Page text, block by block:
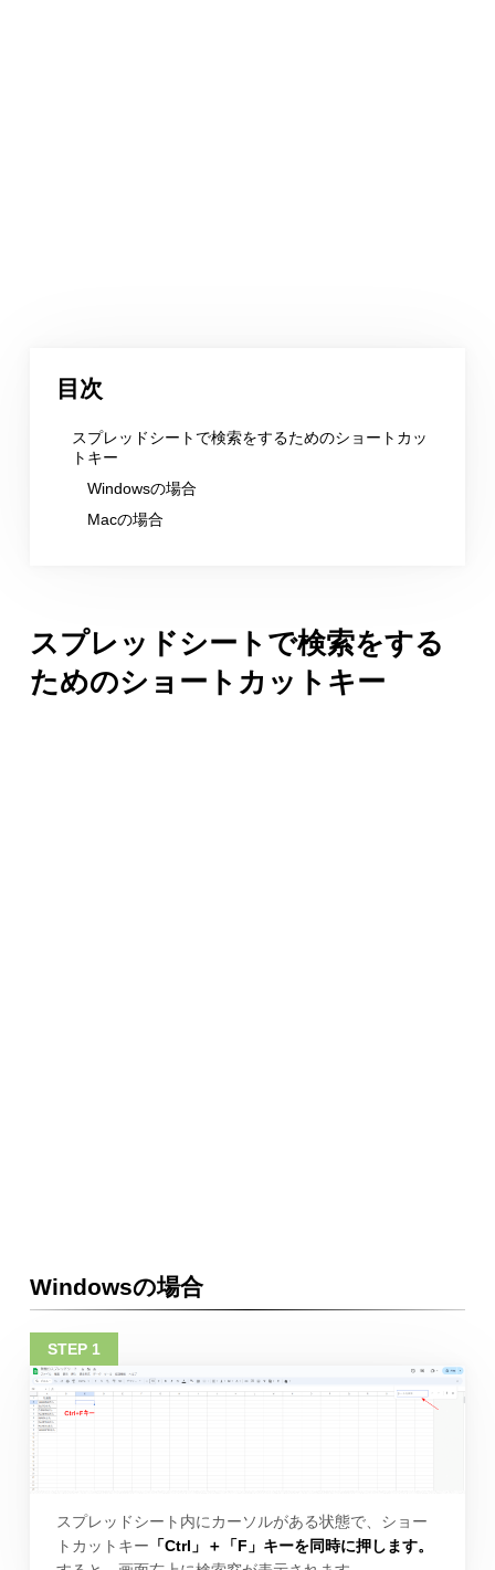
目次
スプレッドシートで検索をするためのショートカッ
トキー
Windowsの場合
Macの場合
スプレッドシートで検索をする
ためのショートカットキー
Windowsの場合
スプレッドシート内にカーソルがある状態で、ショー
トカットキー 「Ctrl」＋「F」キーを同時に押します。